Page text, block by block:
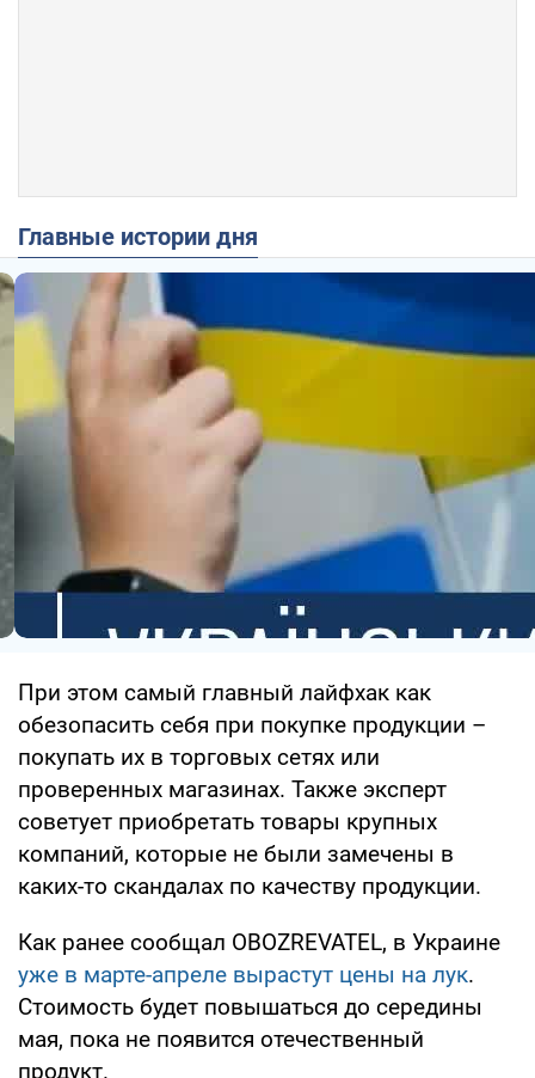
Главные истории дня
При этом самый главный лайфхак как
обезопасить себя при покупке продукции –
покупать их в торговых сетях или
проверенных магазинах. Также эксперт
советует приобретать товары крупных
компаний, которые не были замечены в
каких-то скандалах по качеству продукции.
Как ранее сообщал OBOZREVATEL, в Украине
уже в марте-апреле вырастут цены на лук.
Стоимость будет повышаться до середины
мая, пока не появится отечественный
продукт.